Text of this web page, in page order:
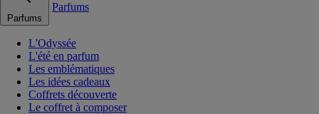
Parfums
Parfums
L'Odyssée
L'été en parfum
Les emblématiques
Les idées cadeaux
Coffrets découverte
Le coffret à composer